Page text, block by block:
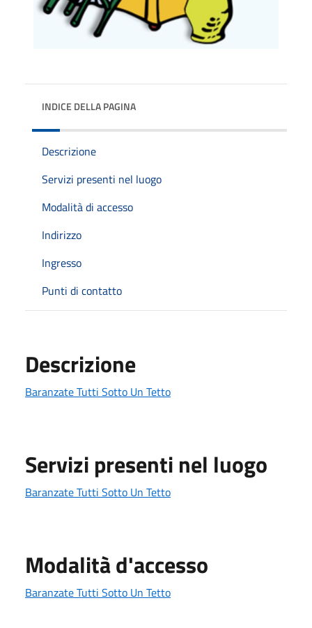
INDICE DELLA PAGINA
Descrizione
Servizi presenti nel luogo
Modalità di accesso
Indirizzo
Ingresso
Punti di contatto
Descrizione
Baranzate Tutti Sotto Un Tetto
Servizi presenti nel luogo
Baranzate Tutti Sotto Un Tetto
Modalità d'accesso
Baranzate Tutti Sotto Un Tetto